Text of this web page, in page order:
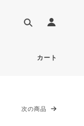
カート
次の商品